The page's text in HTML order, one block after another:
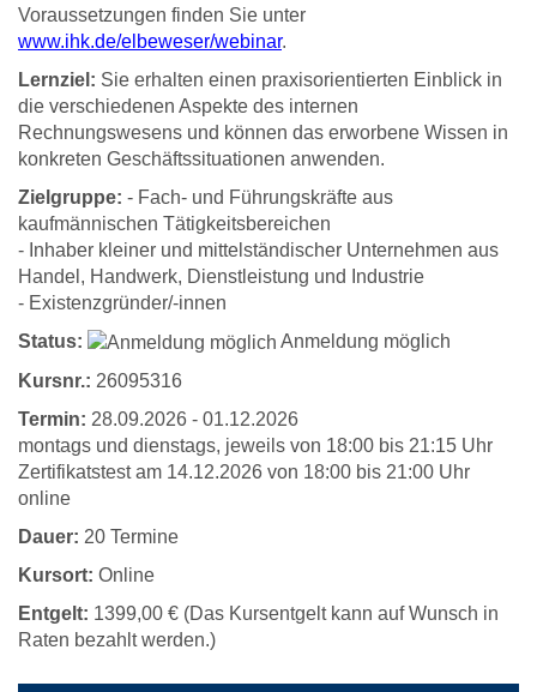
Voraussetzungen finden Sie unter
www.ihk.de/elbeweser/webinar.
Lernziel: Sie erhalten einen praxisorientierten Einblick in
die verschiedenen Aspekte des internen
Rechnungswesens und können das erworbene Wissen in
konkreten Geschäftssituationen anwenden.
Zielgruppe: - Fach- und Führungskräfte aus
kaufmännischen Tätigkeitsbereichen
- Inhaber kleiner und mittelständischer Unternehmen aus
Handel, Handwerk, Dienstleistung und Industrie
- Existenzgründer/-innen
Status:
Anmeldung möglich
Kursnr.: 26095316
Termin: 28.09.2026 - 01.12.2026
montags und dienstags, jeweils von 18:00 bis 21:15 Uhr
Zertifikatstest am 14.12.2026 von 18:00 bis 21:00 Uhr
online
Dauer: 20 Termine
Kursort: Online
Entgelt: 1399,00 € (Das Kursentgelt kann auf Wunsch in
Raten bezahlt werden.)